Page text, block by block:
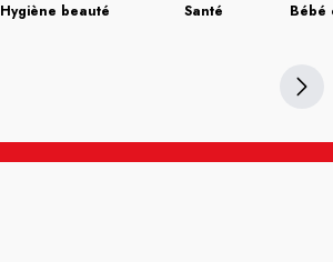
Hygiène beauté Santé Bébé